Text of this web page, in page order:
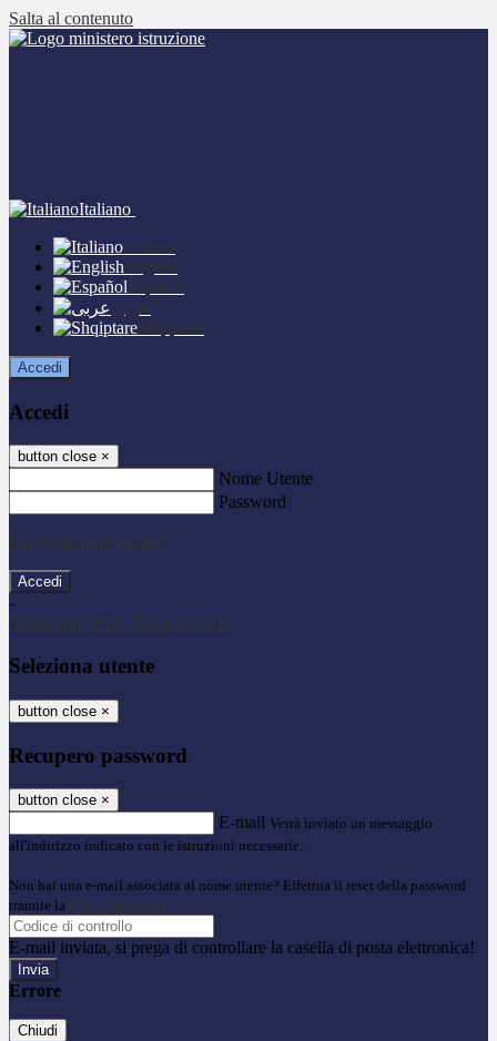
Salta al contenuto
Italiano
Italiano
English
Español
عربى
Shqiptare
Accedi
Accedi
button close ×
Nome Utente
Password
Password dimenticata?
-
Entra con SPID
Entra con CIE
Seleziona utente
button close ×
Recupero password
button close ×
E-mail Verrà inviato un messaggio
all'indirizzo indicato con le istruzioni necessarie.
Non hai una e-mail associata al nome utente? Effettua il reset della password
tramite la Login Spaggiari
E-mail inviata, si prega di controllare la casella di posta elettronica!
Errore
Chiudi